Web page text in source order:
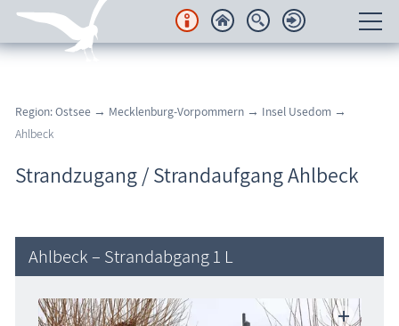
Regionales
Urlaubsorte
Freizeit
Wissenswertes
Region: Ostsee → Mecklenburg-Vorpommern → Insel Usedom →
Ahlbeck
Strandzugang / Strandaufgang Ahlbeck
Ahlbeck – Strandabgang 1 L